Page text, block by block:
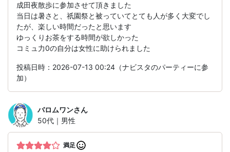
成田夜散歩に参加させて頂きました
当日は暑さと、祇園祭と被っていてとても人が多く大変でし
たが、楽しい時間だったと思います
ゆっくりお茶をする時間が欲しかった
コミュ力0の自分は女性に助けられました
投稿日時：2026-07-13 00:24（ナビスタのパーティーに参
加）
バロムワンさん
50代｜男性
満足